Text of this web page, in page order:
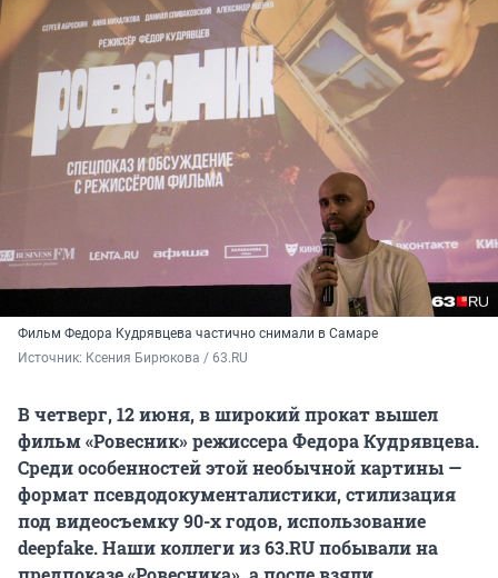
Фильм Федора Кудрявцева частично снимали в Самаре
Источник: Ксения Бирюкова / 63.RU
В четверг, 12 июня, в широкий прокат вышел
фильм «Ровесник» режиссера Федора Кудрявцева.
Среди особенностей этой необычной картины —
формат псевдодокументалистики, стилизация
под видеосъемку 90-х годов, использование
deepfake. Наши коллеги из 63.RU побывали на